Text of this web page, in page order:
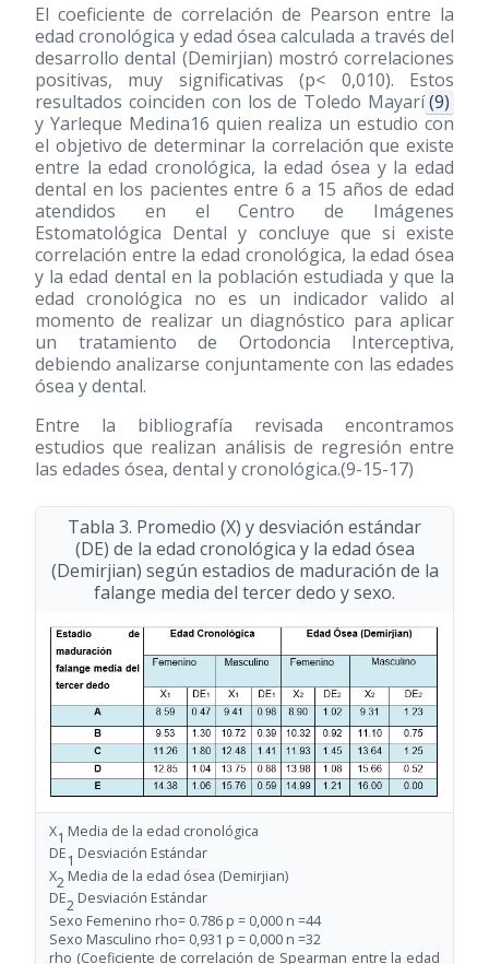
El coeficiente de correlación de Pearson entre la
edad cronológica y edad ósea calculada a través del
desarrollo dental (Demirjian) mostró correlaciones
positivas, muy significativas (p< 0,010). Estos
resultados coinciden con los de Toledo Mayarí(9)
y Yarleque Medina16 quien realiza un estudio con
el objetivo de determinar la correlación que existe
entre la edad cronológica, la edad ósea y la edad
dental en los pacientes entre 6 a 15 años de edad
atendidos en el Centro de Imágenes
Estomatológica Dental y concluye que si existe
correlación entre la edad cronológica, la edad ósea
y la edad dental en la población estudiada y que la
edad cronológica no es un indicador valido al
momento de realizar un diagnóstico para aplicar
un tratamiento de Ortodoncia Interceptiva,
debiendo analizarse conjuntamente con las edades
ósea y dental.
Entre la bibliografía revisada encontramos
estudios que realizan análisis de regresión entre
las edades ósea, dental y cronológica.(9-15-17)
Tabla 3. Promedio (X) y desviación estándar
(DE) de la edad cronológica y la edad ósea
(Demirjian) según estadios de maduración de la
falange media del tercer dedo y sexo.
X1 Media de la edad cronológica
DE1 Desviación Estándar
X2 Media de la edad ósea (Demirjian)
DE2 Desviación Estándar
Sexo Femenino rho= 0.786 p = 0,000 n =44
Sexo Masculino rho= 0,931 p = 0,000 n =32
rho (Coeficiente de correlación de Spearman entre la edad